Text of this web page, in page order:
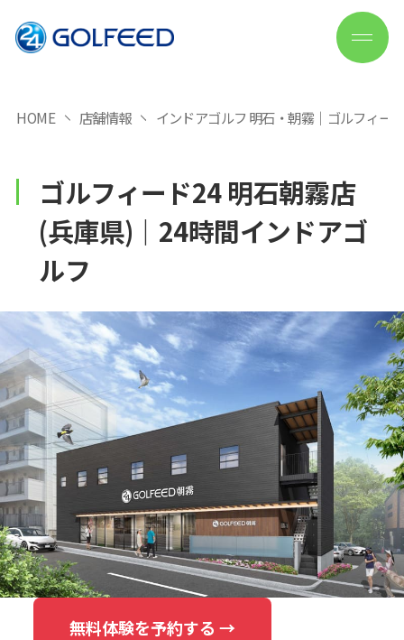
HOME 店舗情報 インドアゴルフ 明石・朝霧｜ゴルフィー
ゴルフィード24 明石朝霧店
(兵庫県)｜24時間インドアゴ
ルフ
無料体験を予約する →